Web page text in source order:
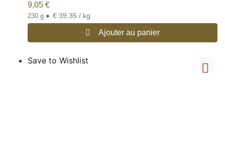
9,05 €
230 g • € 39,35 / kg
Ajouter au panier
Save to Wishlist